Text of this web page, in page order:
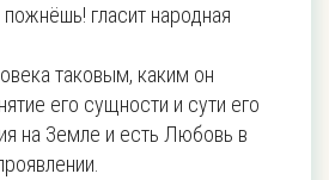
гласит народная
таковым, каким он
его сущности и сути его
на Земле и есть Любовь в